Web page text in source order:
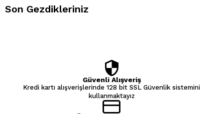
Son Gezdikleriniz
Güvenli Alışveriş
Kredi kartı alışverişlerinde 128 bit SSL Güvenlik sistemini
kullanmaktayız